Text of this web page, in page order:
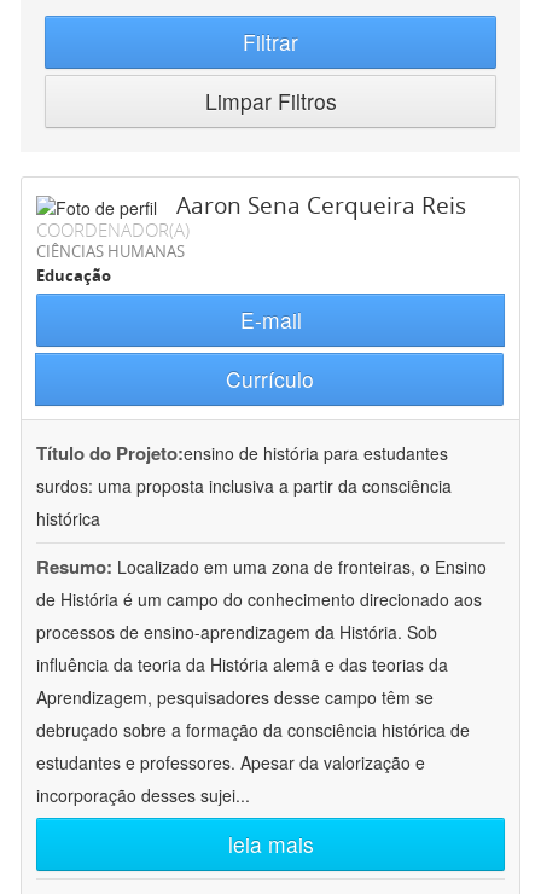
Filtrar
Limpar Filtros
Aaron Sena Cerqueira Reis
COORDENADOR(A)
CIÊNCIAS HUMANAS
Educação
E-mail
Currículo
Título do Projeto:ensino de história para estudantes
surdos: uma proposta inclusiva a partir da consciência
histórica
Resumo: Localizado em uma zona de fronteiras, o Ensino
de História é um campo do conhecimento direcionado aos
processos de ensino-aprendizagem da História. Sob
influência da teoria da História alemã e das teorias da
Aprendizagem, pesquisadores desse campo têm se
debruçado sobre a formação da consciência histórica de
estudantes e professores. Apesar da valorização e
incorporação desses sujei...
leia mais